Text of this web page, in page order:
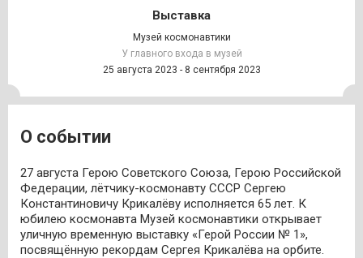
Выставка
Музей космонавтики
У главного входа в музей
25 августа 2023 - 8 сентября 2023
О событии
27 августа Герою Советского Союза, Герою Российской
Федерации, лётчику-космонавту СССР Сергею
Константиновичу Крикалёву исполняется 65 лет. К
юбилею космонавта Музей космонавтики открывает
уличную временную выставку «Герой России № 1»,
посвящённую рекордам Сергея Крикалёва на орбите.